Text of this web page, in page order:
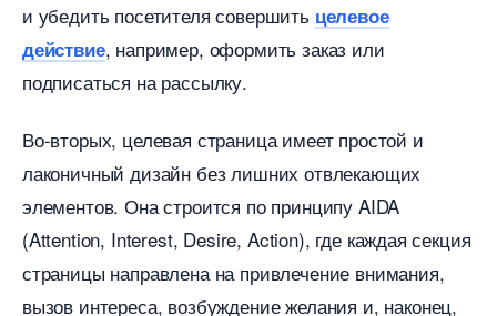
и убедить посетителя совершить целевое
действие, например, оформить заказ или
подписаться на рассылку.​
о-вторых, целевая страница имеет простой и
лаконичный дизайн без лишних отвлекающих
элементов. Она строится по принципу AIDA
(Attention, Interest, Desire, Action), где каждая секция
страницы направлена на привлечение внимания,
ызов интереса, возбуждение желания и, наконец,